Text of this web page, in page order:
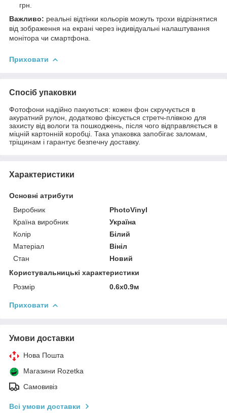
грн.
Важливо: реальні відтінки кольорів можуть трохи відрізнятися
від зображення на екрані через індивідуальні налаштування
монітора чи смартфона.
Приховати
Спосіб упаковки
Фотофони надійно пакуються: кожен фон скручується в
акуратний рулон, додатково фіксується стретч-плівкою для
захисту від вологи та пошкоджень, після чого відправляється в
міцній картонній коробці. Така упаковка запобігає заломам,
тріщинам і гарантує безпечну доставку.
Характеристики
Основні атрибути
Виробник
PhotoVinyl
Країна виробник
Україна
Колір
Білий
Матеріал
Вініл
Стан
Новий
Користувальницькі характеристики
Розмір
0.6x0.9м
Приховати
Умови доставки
Нова Пошта
Магазини Rozetka
Самовивіз
Всі умови доставки